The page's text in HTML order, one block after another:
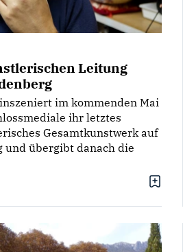
Leitung
im kommenden Mai
ihr letztes
Gesamtkunstwerk auf
und übergibt danach die